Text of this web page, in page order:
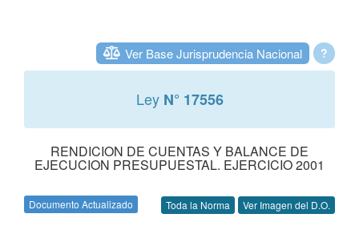
?
Ver Base Jurisprudencia Nacional
Ley N° 17556
RENDICION DE CUENTAS Y BALANCE DE
EJECUCION PRESUPUESTAL. EJERCICIO 2001
Documento Actualizado Toda la Norma Ver Imagen del D.O.